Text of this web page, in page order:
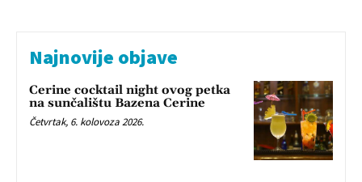
Najnovije objave
Cerine cocktail night ovog petka
na sunčalištu Bazena Cerine
Četvrtak, 6. kolovoza 2026.